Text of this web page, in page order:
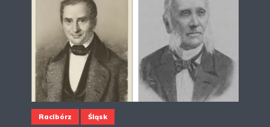
Racibórz Śląsk